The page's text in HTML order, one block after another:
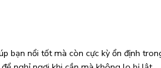
bạn nổi tốt mà còn cực kỳ ổn định